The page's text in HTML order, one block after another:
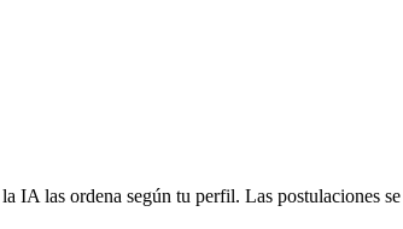
IA las ordena según tu perfil. Las postulaciones